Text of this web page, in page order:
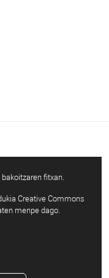
fitxan.
Creative Commons
menpe dago.